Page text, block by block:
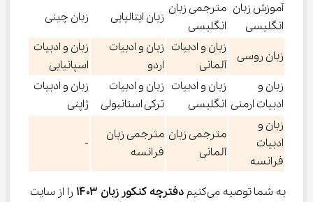
آموزش زبان
انگلیسی
مترجمی زبان
انگلیسی
زبان ایتالیایی زبان چینی
زبان روسی
زبان و ادبیات
آلمانی
زبان و ادبیات
اردو
زبان و ادبیات
اسپانیایی
زبان و
ادبیات ارمنی
زبان و ادبیات
انگلیسی
زبان و ادبیات
ترکی استانبولی
زبان و ادبیات
ژاپنی
زبان و
ادبیات
فرانسه
مترجمی زبان
آلمانی
مترجمی زبان
فرانسه
-
به شما توصیه می‌کنیم دفترچه کنکور زبان ۱۴۰۳ را از سایت